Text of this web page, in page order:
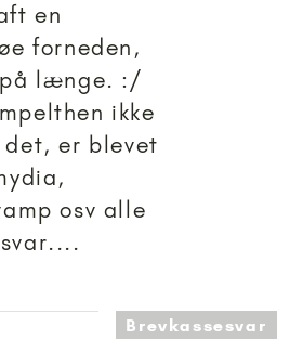
en
forneden,
længe. :/
ikke
er blevet
osv alle
til 18+
Brevkassesvar